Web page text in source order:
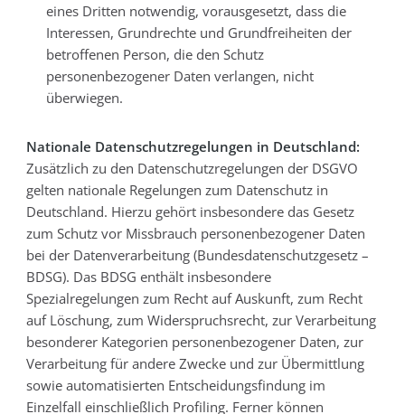
eines Dritten notwendig, vorausgesetzt, dass die
Interessen, Grundrechte und Grundfreiheiten der
betroffenen Person, die den Schutz
personenbezogener Daten verlangen, nicht
überwiegen.
Nationale Datenschutzregelungen in Deutschland:
Zusätzlich zu den Datenschutzregelungen der DSGVO
gelten nationale Regelungen zum Datenschutz in
Deutschland. Hierzu gehört insbesondere das Gesetz
zum Schutz vor Missbrauch personenbezogener Daten
bei der Datenverarbeitung (Bundesdatenschutzgesetz –
BDSG). Das BDSG enthält insbesondere
Spezialregelungen zum Recht auf Auskunft, zum Recht
auf Löschung, zum Widerspruchsrecht, zur Verarbeitung
besonderer Kategorien personenbezogener Daten, zur
Verarbeitung für andere Zwecke und zur Übermittlung
sowie automatisierten Entscheidungsfindung im
Einzelfall einschließlich Profiling. Ferner können